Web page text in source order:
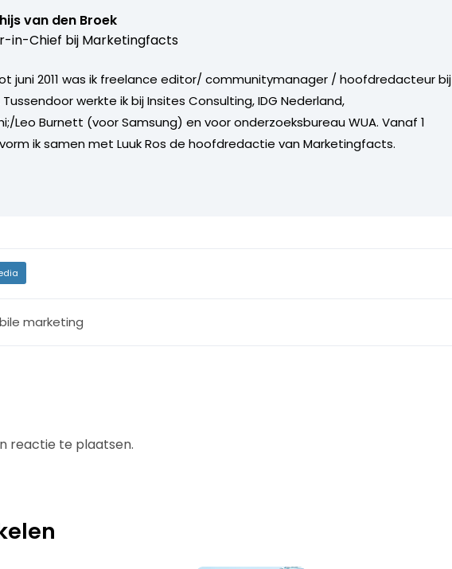
van den Broek
in-Chief bij Marketingfacts
juni 2011 was ik freelance editor/ communitymanager / hoofdredacteur bij
werkte ik bij Insites Consulting, IDG Nederland,
Leo Burnett (voor Samsung) en voor onderzoeksbureau WUA. Vanaf 1
ik samen met Luuk Ros de hoofdredactie van Marketingfacts.
marketing
reactie te plaatsen.